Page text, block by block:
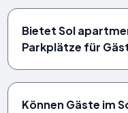
Bietet Sol
Parkplätze für
Können Gäste im